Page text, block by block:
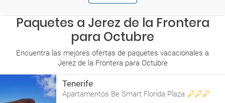
Paquetes a Jerez de la Frontera
para Octubre
Encuentra las mejores ofertas de paquetes vacacionales a
Jerez de la Frontera para Octubre
Tenerife
Apartamentos Be Smart Florida Plaza